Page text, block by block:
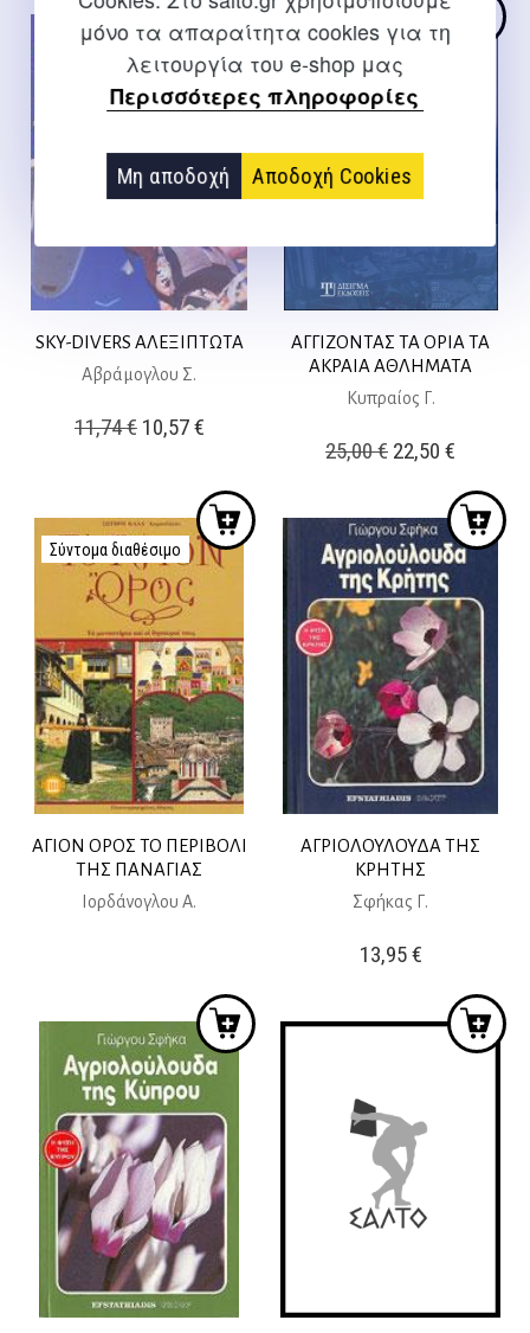
μόνο τα απαραίτητα cookies για τη
λειτουργία του e-shop μας
Περισσότερες πληροφορίες
Μη αποδοχή Αποδοχή Cookies
25,50 €.
είναι:
SKY-DIVERS ΑΛΕΞΙΠΤΩΤΑ
Αβράμογλου Σ.
11,74€ Original
11,74 €.
10,57€Η
τιμή
είναι:
10,57 €.
ΑΓΓΙΖΟΝΤΑΣ ΤΑ ΟΡΙΑ ΤΑ
ΑΚΡΑΙΑ ΑΘΛΗΜΑΤΑ
Κυπραίος Γ.
25,00€ Original
was:
25,00 €.
22,50€
τιμή
είναι:
Σύντομα διαθέσιμο
ΑΓΙΟΝ ΟΡΟΣ ΤΟ ΠΕΡΙΒΟΛΙ
ΤΗΣ ΠΑΝΑΓΙΑΣ
Ιορδάνογλου Α.
ΑΓΡΙΟΛΟΥΛΟΥΔΑ ΤΗΣ
ΚΡΗΤΗΣ
Σφήκας Γ.
13,95€